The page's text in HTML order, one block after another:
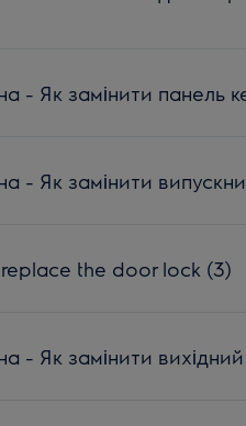
- Як замінити панель
- Як замінити
the door lock (3)
- Як замінити